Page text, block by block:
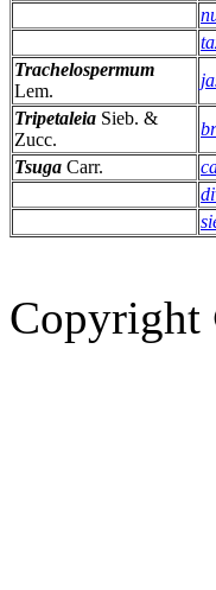
Trachelospermum
Lem.
Tripetaleia Sieb. &
Zucc.
Tsuga Carr.
Copyright